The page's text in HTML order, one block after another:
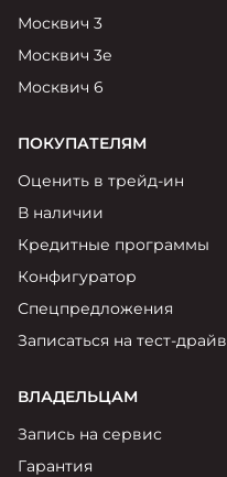
Москвич 3
Москвич 3е
Москвич 6
ПОКУПАТЕЛЯМ
Оценить в трейд-ин
В наличии
Кредитные программы
Конфигуратор
Спецпредложения
Записаться на тест-драйв
ВЛАДЕЛЬЦАМ
Запись на сервис
Гарантия